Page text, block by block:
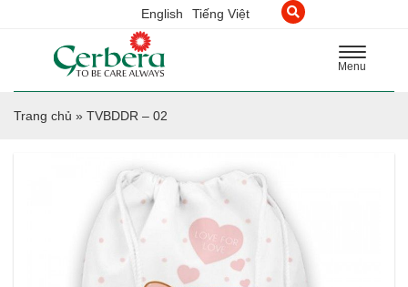
English Tiếng Việt
Toggle
navigation
Menu
Trang chủ » TVBDDR – 02